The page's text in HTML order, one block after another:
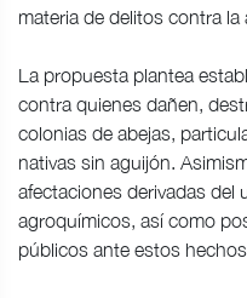
materia de delitos contra
La propuesta plantea
contra quienes dañen,
colonias de abejas,
nativas sin aguijón.
afectaciones derivadas del
agroquímicos, así como
públicos ante estos